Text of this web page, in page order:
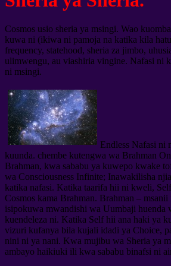
Cosmos usio sheria ya msingi. Wao
kuwa ni (ikiwa ni pamoja na katika kila
frequency, statehood, sheria za jimbo,
ulimwengu, au viashiria vingine. Nafasi ni
ni msingi.
Endless Nafasi ni
kuunda. chembe kutengwa wa Brahman
Brahman, kwa sababu ya kuwepo kwake
wa Consciousness Infinite; Inawakilisha
katika nafasi. Katika taarifa hii ni kweli,
Cosmos kama Brahman. Brahman –
isipokuwa mwandishi wa Uumbaji huenda
kuendeleza ni. Katika Self hii ana haki ya
vizuri kufanya bila kujali idadi ya Choice,
nini ni ya nani. Kwa mujibu wa Sheria ya
ambayo haikiuki ili kwa sababu binafsi ni